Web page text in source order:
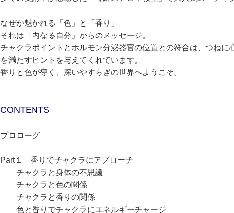
なぜか魅かれる「色」と「香り」
それは「内なる自分」からのメッセージ。
チャクラポイントとホルモン分泌器官の位置との符合は、つねに
を満たすヒントを与えてくれています。
香りと色が導く、深いやすらぎの世界へようこそ。
CONTENTS
プロローグ
Part１ 香りでチャクラにアプローチ
チャクラと身体の不思議
チャクラと色の関係
チャクラと香りの関係
色と香りでチャクラにエネルギーチャージ